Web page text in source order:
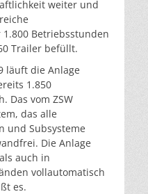
weiter und
Betriebsstunden
Trailer befüllt.
läuft die Anlage
1.850
Das vom ZSW
das alle
und Subsysteme
Die Anlage
auch in
vollautomatisch
es.